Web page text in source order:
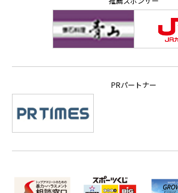
PRパートナー